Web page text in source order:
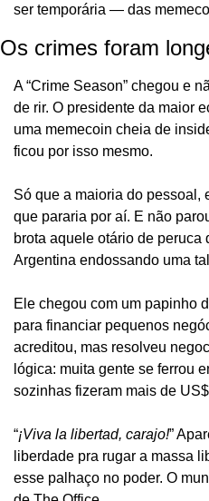
ser temporária — das
Os crimes foram
A “Crime Season” chegou e
de rir. O presidente da maior
uma memecoin cheia de
ficou por isso mesmo.
Só que a maioria do pessoal,
que pararia por aí. E não
brota aquele otário de peruca
Argentina endossando uma
Ele chegou com um papinho
para financiar pequenos
acreditou, mas resolveu
lógica: muita gente se ferrou
sozinhas fizeram mais de
“¡Viva la libertad, carajo!”
liberdade pra rugar a massa
esse palhaço no poder. O